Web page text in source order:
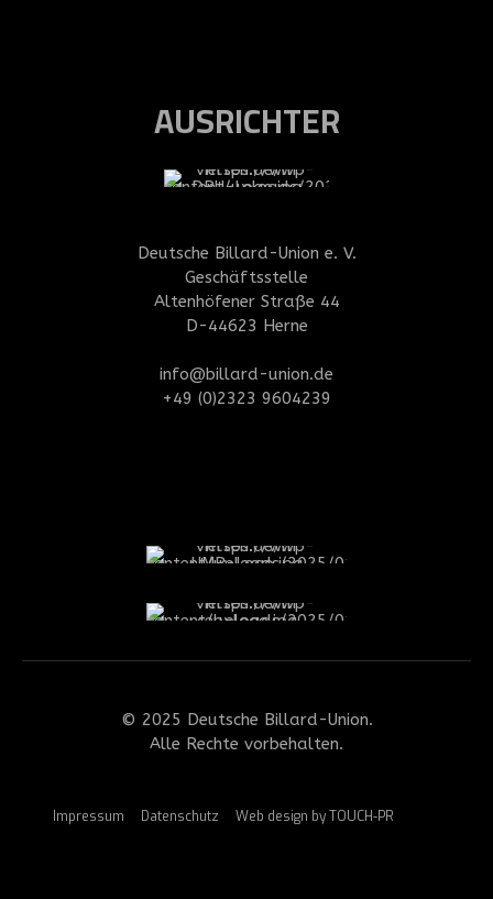
AUSRICHTER
Deutsche Billard-Union e. V.
Geschäftsstelle
Altenhöfener Straße 44
D-44623 Herne
info@billard-union.de
+49 (0)2323 9604239
© 2025 Deutsche Billard-Union.
Alle Rechte vorbehalten.
Impressum Datenschutz Web design by TOUCH-PR